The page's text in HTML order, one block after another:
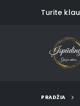
Turite
PRADŽIA